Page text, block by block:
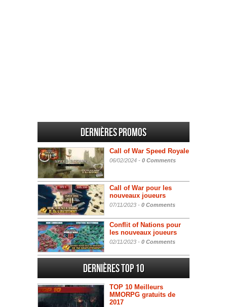
Dernières promos
Call of War Speed Royale
06/02/2024 - 0 Comments
Call of War pour les
nouveaux joueurs
07/11/2023 - 0 Comments
Conflit of Nations pour
les nouveaux joueurs
02/11/2023 - 0 Comments
Dernières Top 10
TOP 10 Meilleurs
MMORPG gratuits de
2017